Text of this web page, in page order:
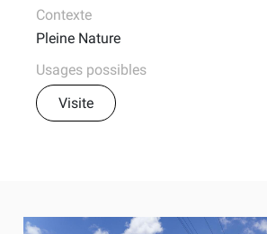
Contexte
Pleine Nature
Usages possibles
Visite